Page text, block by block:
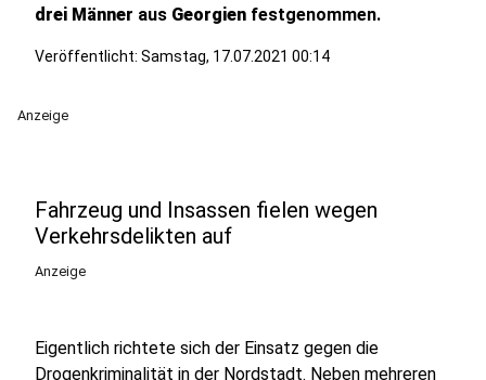
drei Männer aus Georgien festgenommen.
Veröffentlicht: Samstag, 17.07.2021 00:14
Anzeige
Fahrzeug und Insassen fielen wegen
Verkehrsdelikten auf
Anzeige
Eigentlich richtete sich der Einsatz gegen die
Drogenkriminalität in der Nordstadt. Neben mehreren